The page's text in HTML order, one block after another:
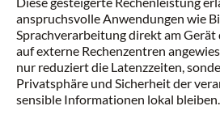
anspruchsvolle Anwendungen wie
Sprachverarbeitung direkt am
auf externe Rechenzentren
nur reduziert die Latenzzeiten,
Privatsphäre und Sicherheit der
sensible Informationen lokal bleiben.